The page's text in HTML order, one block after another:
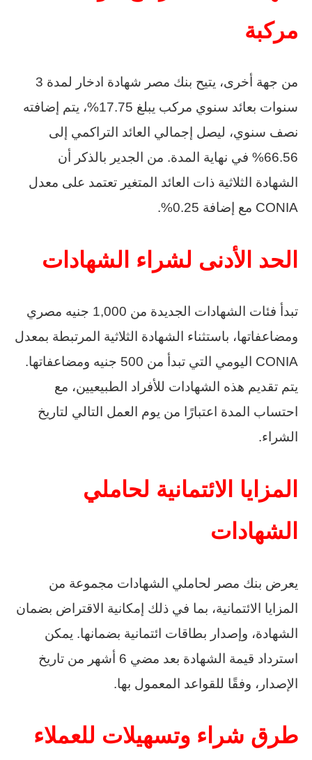
مركبة
من جهة أخرى، يتيح بنك مصر شهادة ادخار لمدة 3
سنوات بعائد سنوي مركب يبلغ 17.75%، يتم إضافته
نصف سنوي، ليصل إجمالي العائد التراكمي إلى
66.56% في نهاية المدة. من الجدير بالذكر أن
الشهادة الثلاثية ذات العائد المتغير تعتمد على معدل
CONIA مع إضافة 0.25%.
الحد الأدنى لشراء الشهادات
تبدأ فئات الشهادات الجديدة من 1,000 جنيه مصري
ومضاعفاتها، باستثناء الشهادة الثلاثية المرتبطة بمعدل
CONIA اليومي التي تبدأ من 500 جنيه ومضاعفاتها.
يتم تقديم هذه الشهادات للأفراد الطبيعيين، مع
احتساب المدة اعتبارًا من يوم العمل التالي لتاريخ
الشراء.
المزايا الائتمانية لحاملي
الشهادات
يعرض بنك مصر لحاملي الشهادات مجموعة من
المزايا الائتمانية، بما في ذلك إمكانية الاقتراض بضمان
الشهادة، وإصدار بطاقات ائتمانية بضمانها. يمكن
استرداد قيمة الشهادة بعد مضي 6 أشهر من تاريخ
الإصدار، وفقًا للقواعد المعمول بها.
طرق شراء وتسهيلات للعملاء